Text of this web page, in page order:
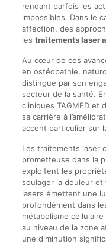
rendant parfois les
impossibles. Dans le
affection, des
les traitements laser
Au cœur de ces
en ostéopathie,
distingue par son
secteur de la santé.
cliniques TAGMED et
sa carrière à
accent particulier sur
Les traitements laser
prometteuse dans la
exploitent les
soulager la douleur
lasers émettent une
profondément dans
métabolisme
au niveau de la zone
une diminution